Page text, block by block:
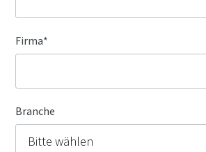
Firma*
Branche